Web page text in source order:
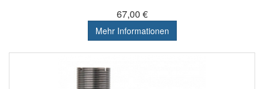
67,00 €
Mehr Informationen